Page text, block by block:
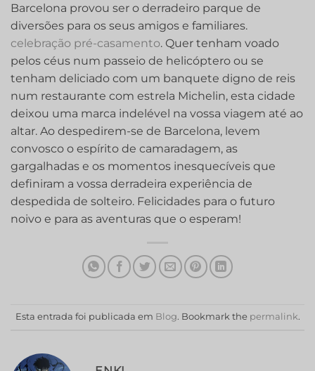
Barcelona provou ser o derradeiro parque de
diversões para os seus amigos e familiares.
celebração pré-casamento. Quer tenham voado
pelos céus num passeio de helicóptero ou se
tenham deliciado com um banquete digno de reis
num restaurante com estrela Michelin, esta cidade
deixou uma marca indelével na vossa viagem até ao
altar. Ao despedirem-se de Barcelona, levem
convosco o espírito de camaradagem, as
gargalhadas e os momentos inesquecíveis que
definiram a vossa derradeira experiência de
despedida de solteiro. Felicidades para o futuro
noivo e para as aventuras que o esperam!
Esta entrada foi publicada em Blog. Bookmark the permalink.